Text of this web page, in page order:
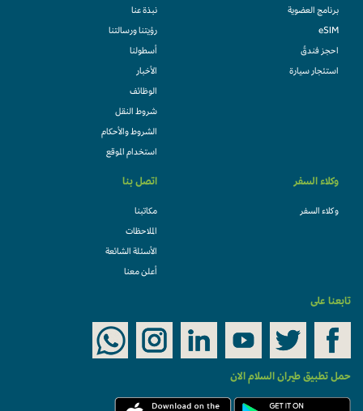
برنامج العضوية
eSIM
احجز فندقً
استئجار سيارة
نبذة عنا
رؤيتنا ورسالتنا
أسطولنا
الأخبار
الوظائف
شروط النقل
الشروط والأحكام
استخدام الموقع
وكلاء السفر
وكلاء السفر
اتصل بنا
مكاتبنا
الملاحظات
الأسئلة الشائعة
أعلن معنا
تابعنا على
حمل تطبيق طيران السلام الان